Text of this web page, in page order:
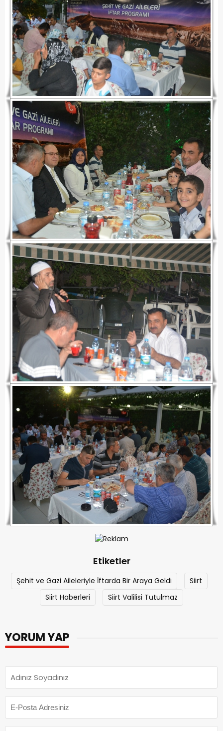
Etiketler
Şehit ve Gazi Aileleriyle İftarda Bir Araya Geldi
Siirt
Siirt Haberleri
Siirt Valilisi Tutulmaz
YORUM YAP